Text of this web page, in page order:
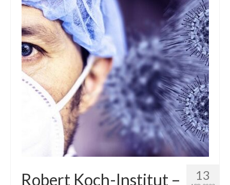
13
Robert Koch-Institut –